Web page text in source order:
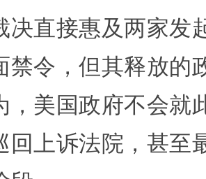
决直接惠及两家发
禁令，但其释放的
，美国政府不会就
回上诉法院，甚至